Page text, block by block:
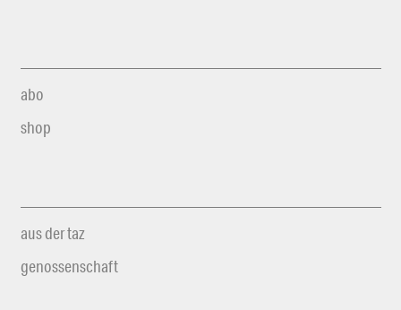
abo
shop
aus der taz
genossenschaft